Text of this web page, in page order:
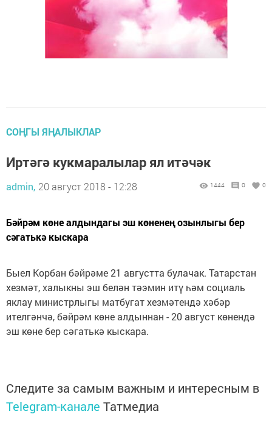
СОҢГЫ ЯҢАЛЫКЛАР
Иртәгә кукмаралылар ял итәчәк
admin, 20 август 2018 - 12:28 1444 0 0
Бәйрәм көне алдындагы эш көненең озынлыгы бер
сәгатькә кыскара
Быел Корбан бәйрәме 21 августта булачак. Татарстан
хезмәт, халыкны эш белән тәэмин итү һәм социаль
яклау министрлыгы матбугат хезмәтендә хәбәр
ителгәнчә, бәйрәм көне алдыннан - 20 август көнендә
эш көне бер сәгатькә кыскара.
Следите за самым важным и интересным в
Telegram-канале Татмедиа